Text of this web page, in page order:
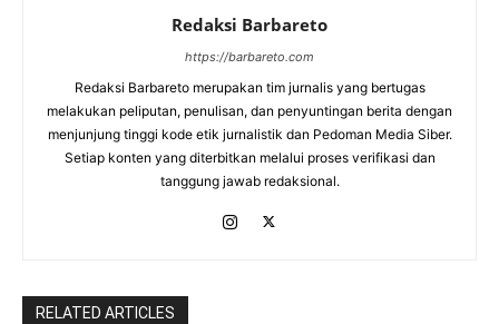
Redaksi Barbareto
https://barbareto.com
Redaksi Barbareto merupakan tim jurnalis yang bertugas
melakukan peliputan, penulisan, dan penyuntingan berita dengan
menjunjung tinggi kode etik jurnalistik dan Pedoman Media Siber.
Setiap konten yang diterbitkan melalui proses verifikasi dan
tanggung jawab redaksional.
RELATED ARTICLES